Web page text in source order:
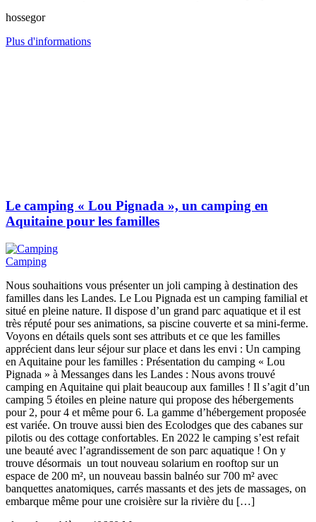
hossegor
Plus d'informations
Le camping « Lou Pignada », un camping en
Aquitaine pour les familles
Camping
Nous souhaitions vous présenter un joli camping à destination des
familles dans les Landes. Le Lou Pignada est un camping familial et
situé en pleine nature. Il dispose d’un grand parc aquatique et il est
très réputé pour ses animations, sa piscine couverte et sa mini-ferme.
Voyons en détails quels sont ses attributs et ce que les familles
apprécient dans leur séjour sur place et dans les envi : Un camping
en Aquitaine pour les familles : Présentation du camping « Lou
Pignada » à Messanges dans les Landes : Nous avons trouvé
camping en Aquitaine qui plait beaucoup aux familles ! Il s’agit d’un
camping 5 étoiles en pleine nature qui propose des hébergements
pour 2, pour 4 et même pour 6. La gamme d’hébergement proposée
est variée. On trouve aussi bien des Ecolodges que des cabanes sur
pilotis ou des cottage confortables. En 2022 le camping s’est refait
une beauté avec l’agrandissement de son parc aquatique ! On y
trouve désormais un tout nouveau solarium en rooftop sur un
espace de 200 m², un nouveau bassin balnéo sur 700 m² avec
banquettes anatomiques, carrés massants et des jets de massages, on
embarque même pour une croisière sur la rivière du […]